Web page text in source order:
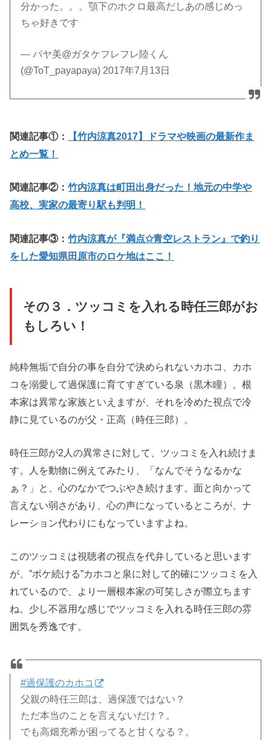
分かった。。。顎下のホクロ最高だしあの感じめっ
ちゃ好きです
— パヤ美@ガタケフレフレ陸くん
(@ToT_payapaya) 2017年7月13日
関連記事①：
【竹内涼真2017】ドラマや映画の最新作ま
とめ一覧！
関連記事②：竹内涼真は町田出身だった！地元の中学や
高校、実家の最寄り駅も判明！
関連記事③：竹内涼真が『満点✩青空レストラン』で釣り
をした愛知県田原市のロケ地はここ！
その３．ツッコミを入れる時任三郎がお
もしろい！
純粋無垢で自分の事を自分で決められないカホコ、カホ
コを溺愛して過保護に育てすぎている泉（黒木瞳）。根
本家は異常な家族といえますが、それを冷めた視点で冷
静に見ているのが父・正高（時任三郎）。
時任三郎が2人の異常さに対して、ツッコミを入れ続けま
す。人を動物に例えてみたり、「なんでそうなるかな
ぁ？」と、心のなかでつぶやき続けます。面と向かって
言えない弱さがあり、心の声になっているところが、ナ
レーション代わりにもなっていますよね。
このツッコミは視聴者の視点を代弁していると思います
が、”ボケ続ける”カホコと泉に対して的確にツッコミを入
れているので、より一層根本家の可笑しさが際立ちます
ね。少し不器用な感じでツッコミを入れる時任三郎の雰
囲気を秀逸です。
#過保護のカホコ
父親の時任三郎は、過保護ではない？
ただ本当のことを言えないだけ？。
でも高畑充希が困ってると甘くなる？。